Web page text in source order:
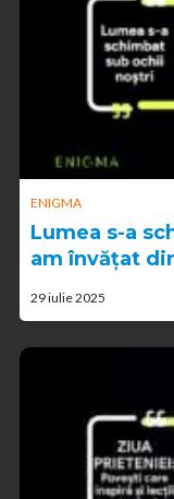
ENIGMA
Lumea s-a
am învățat
29 iulie 2025